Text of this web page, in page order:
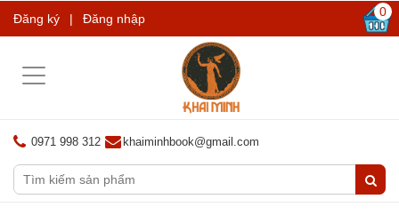
Đăng ký | Đăng nhập 0
Toggle
0971 998 312 khaiminhbook@gmail.com